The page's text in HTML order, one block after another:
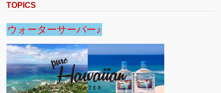
TOPICS
ウォーターサーバー♪